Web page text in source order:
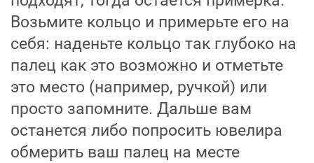
Возьмите кольцо и примерьте его на
себя: наденьте кольцо так глубоко на
палец как это возможно и отметьте
это место (например, ручкой) или
просто запомните. Дальше вам
останется либо попросить ювелира
обмерить ваш палец на месте